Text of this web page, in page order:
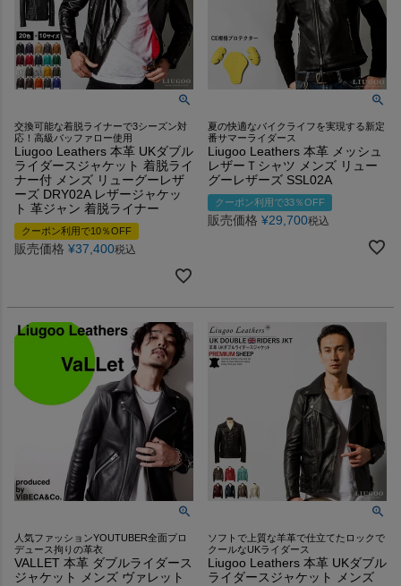
交換可能な着脱ライナーで3シーズン対
応！高級バッファロー使用
Liugoo Leathers 本革 UKダブル
ライダースジャケット 着脱ライ
ナー付 メンズ リューグーレザ
ーズ DRY02A レザージャケッ
ト 革ジャン 着脱ライナー
クーポン利用で10％OFF
販売価格 ¥37,400税込
夏の快適なバイクライフを実現する新定
番サマーライダース
Liugoo Leathers 本革 メッシュ
レザーＴシャツ メンズ リュー
グーレザーズ SSL02A
クーポン利用で33％OFF
販売価格 ¥29,700税込
人気ファッションYOUTUBER全面プロ
デュース拘りの革衣
VALLET 本革 ダブルライダース
ジャケット メンズ ヴァレット
ソフトで上質な羊革で仕立てたロックで
クールなUKライダース
Liugoo Leathers 本革 UKダブル
ライダースジャケット メンズ